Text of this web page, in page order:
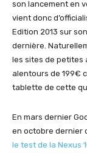
son lancement en
vient donc
Edition 2013 sur
dernière.
les sites de petites
alentours de 199€
tablette de cette
En mars dernier
en octobre dernier
le test de la Nexus